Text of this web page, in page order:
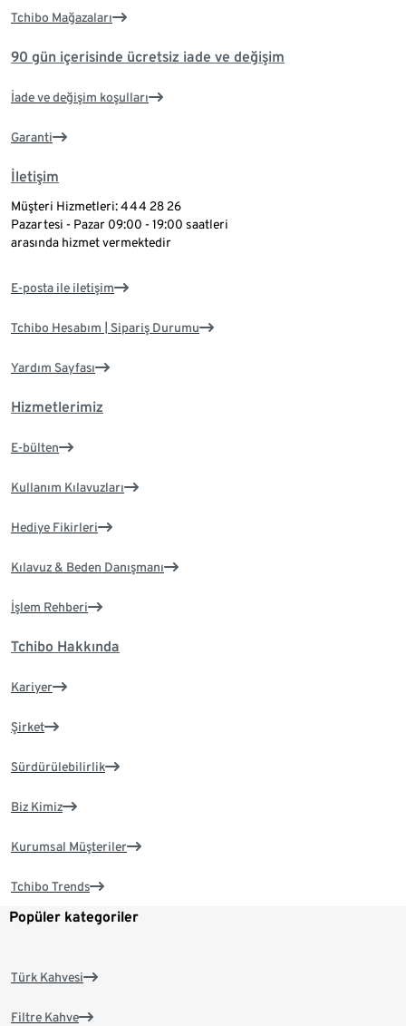
Tchibo Mağazaları
90 gün içerisinde ücretsiz iade ve değişim
İade ve değişim koşulları
Garanti
İletişim
Müşteri Hizmetleri: 444 28 26
Pazartesi - Pazar 09:00 - 19:00 saatleri
arasında hizmet vermektedir
E-posta ile iletişim
Tchibo Hesabım | Sipariş Durumu
Yardım Sayfası
Hizmetlerimiz
E-bülten
Kullanım Kılavuzları
Hediye Fikirleri
Kılavuz & Beden Danışmanı
İşlem Rehberi
Tchibo Hakkında
Kariyer
Şirket
Sürdürülebilirlik
Biz Kimiz
Kurumsal Müşteriler
Tchibo Trends
Popüler kategoriler
Türk Kahvesi
Filtre Kahve